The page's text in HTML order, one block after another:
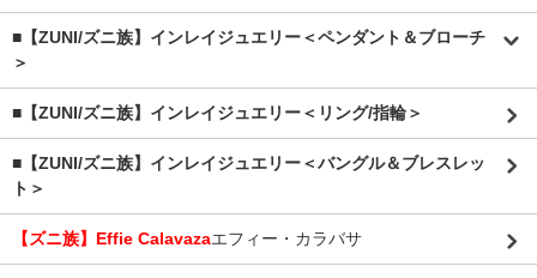
■【ZUNI/ズニ族】インレイジュエリー＜ペンダント＆ブローチ
＞
■【ZUNI/ズニ族】インレイジュエリー＜リング/指輪＞
■【ZUNI/ズニ族】インレイジュエリー＜バングル＆ブレスレッ
ト＞
【ズニ族】Effie Calavazaエフィー・カラバサ